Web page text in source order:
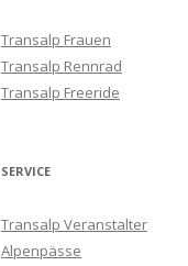
Transalp Frauen
Transalp Rennrad
Transalp Freeride
SERVICE
Transalp Veranstalter
Alpenpässe